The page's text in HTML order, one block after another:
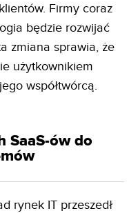
Firmy coraz
będzie rozwijać
zmiana sprawia, że
użytkownikiem
współtwórcą.
SaaS-ów do
rynek IT przeszedł